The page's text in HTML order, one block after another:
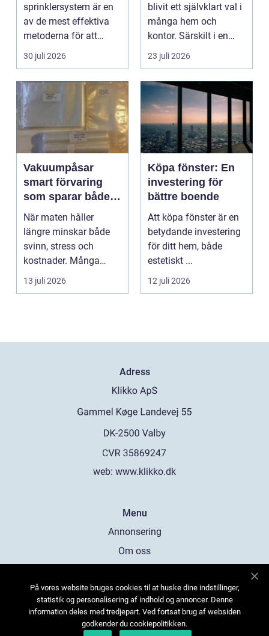
sprinklersystem är en
av de mest effektiva
metoderna för att
begränsa brandskador.
Syste...
30 juli 2026
blivit ett självklart val i
många hem och
kontor. Särskilt i en
stad som Stockhol...
23 juli 2026
Vakuumpåsar
smart förvaring
som sparar både
mat och pengar
När maten håller
längre minskar både
svinn, stress och
kostnader. Många
hushåll och mindre
företag s...
13 juli 2026
Köpa fönster: En
investering för
bättre boende
Att köpa fönster är en
betydande investering
för ditt hem, både
estetiskt ...
12 juli 2026
Adress
web: www.klikko.dk
Menu
Annonsering
Om oss
Kontakta oss
Sitemap
På vores website bruges cookies til at huske dine indstillinger,
statistik og personalisering af indhold og annoncer. Denne
information deles med tredjepart. Ved fortsat brug af websiden
godkender du cookiepolitikken.